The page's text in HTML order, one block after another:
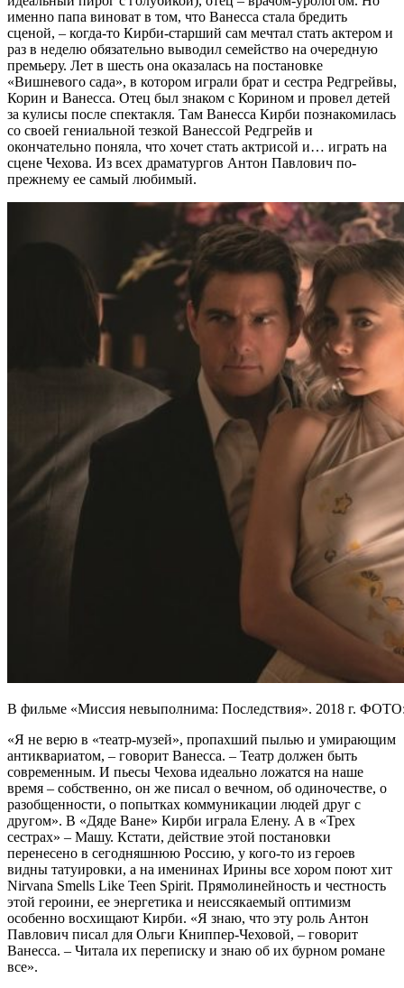
именно папа виноват в том, что Ванесса стала бредить
сценой, – когда-то Кирби-старший сам мечтал стать актером и
раз в неделю обязательно выводил семейство на очередную
премьеру. Лет в шесть она оказалась на постановке
«Вишневого сада», в котором играли брат и сестра Редгрейвы,
Корин и Ванесса. Отец был знаком с Корином и провел детей
за кулисы после спектакля. Там Ванесса Кирби познакомилась
со своей гениальной тезкой Ванессой Редгрейв и
окончательно поняла, что хочет стать актрисой и… играть на
сцене Чехова. Из всех драматургов Антон Павлович по-
прежнему ее самый любимый.
В фильме «Миссия невыполнима: Последствия». 2018 г.
«Я не верю в «театр-музей», пропахший пылью и умирающим
антиквариатом, – говорит Ванесса. – Театр должен быть
современным. И пьесы Чехова идеально ложатся на наше
время – собственно, он же писал о вечном, об одиночестве, о
разобщенности, о попытках коммуникации людей друг с
другом». В «Дяде Ване» Кирби играла Елену. А в «Трех
сестрах» – Машу. Кстати, действие этой постановки
перенесено в сегодняшнюю Россию, у кого-то из героев
видны татуировки, а на именинах Ирины все хором поют хит
Nirvana Smells Like Teen Spirit. Прямолинейность и честность
этой героини, ее энергетика и неиссякаемый оптимизм
особенно восхищают Кирби. «Я знаю, что эту роль Антон
Павлович писал для Ольги Книппер-Чеховой, – говорит
Ванесса. – Читала их переписку и знаю об их бурном романе
все».